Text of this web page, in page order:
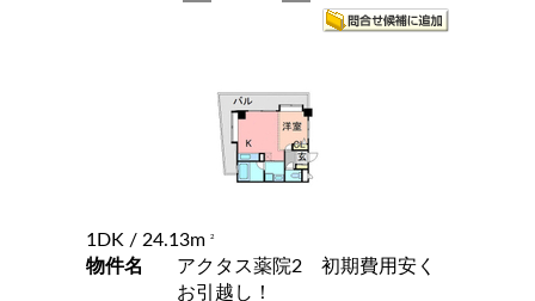
1DK / 24.13m 2
物件名
アクタス薬院2 初期費用安く
お引越し！